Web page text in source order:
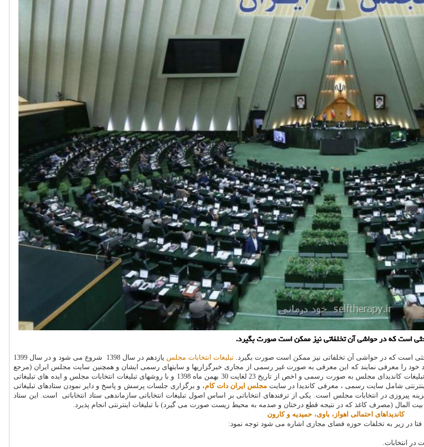
بحثی است كه در حواشی آن تخلفاتی نیز ممكن است صورت بگیرد.
بحثی است که در حواشی آن تخلفاتی نیز ممکن است صورت بگیرد. تبلیغات انتخابات مجلس
یازدهم در سال 1398 شروع می شود و در سال 1399
خود را معرفی نمایند که این معرفی به صورت غیر رسمی از مجاری خبرگزاریها و سایتهای رسمی ایشان و همچنین سایت مجلس ایران (مرجع
معرفی کاندیداهای احتمالی) می تواند با عنوان کاندیدای احتمالی صورت گیرد، اما تبلیغات کاندیدای مجلس به صورت رسمی و اخص از تاریخ 23 لغایت 30 بهمن ماه 1398 و با روشهای تبلیغات انتخابات مجلس و ایده های تبلیغاتی
اینترنتی شامل سایت رسمی ، معرفی کاندیدا در سایت مجلس ایران دات کام، و برگزاری جلسات پرسش و پاسخ و دایر نمودن ستادهای تبلیغاتی
پیروزی در انتخابات مجلس است. یکی از ترفندهای انتخاباتی بر اساس اصول تبلیغات انتخاباتی سازماندهی ستاد انتخاباتی است. این ستاد
المال (مصرف کاغذ که در نتیجه قطع درختان و صدمه به محیط زیست صورت می گیرد) با تبلیغات اینترنتی انجام پذیرد.
کاندیداهای احتمالی اهواز، باوی، حمیدیه و کارون
در زیر به تخلفات حوزه فضای مجازی اشاره می شود توجه نمود: